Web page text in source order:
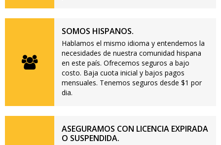
SOMOS HISPANOS.
Hablamos el mismo idioma y entendemos la
necesidades de nuestra comunidad hispana
en este país. Ofrecemos seguros a bajo
costo. Baja cuota inicial y bajos pagos
mensuales. Tenemos seguros desde $1 por
dia.
ASEGURAMOS CON LICENCIA EXPIRADA
O SUSPENDIDA.